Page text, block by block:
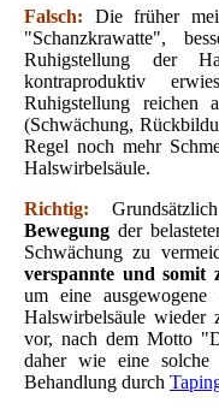
Falsch: Die früher
"Schanzkrawatte",
Ruhigstellung der
kontraproduktiv
Ruhigstellung reichen
(Schwächung,
Regel noch mehr
Halswirbelsäule.
Richtig:
Bewegung der
Schwächung zu
verspannte und somit
um eine
Halswirbelsäule wieder
vor, nach dem Motto
daher wie eine solche
Behandlung durch